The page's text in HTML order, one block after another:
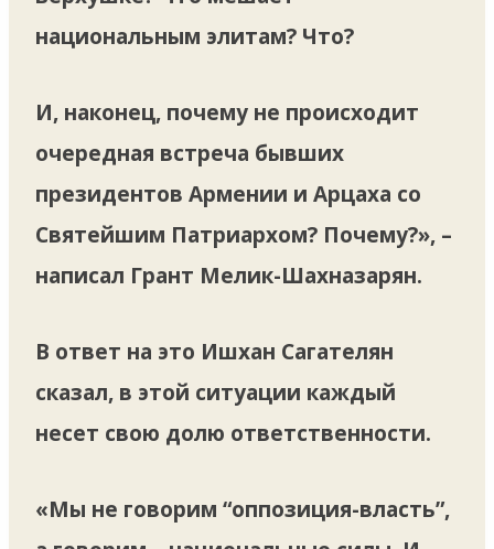
национальным элитам? Что?
И, наконец, почему не происходит
очередная встреча бывших
президентов Армении и Арцаха со
Святейшим Патриархом? Почему?», –
написал Грант Мелик-Шахназарян.
В ответ на это Ишхан Сагателян
сказал, в этой ситуации каждый
несет свою долю ответственности.
«Мы не говорим “оппозиция-власть”,